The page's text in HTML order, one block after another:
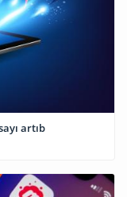
artıb